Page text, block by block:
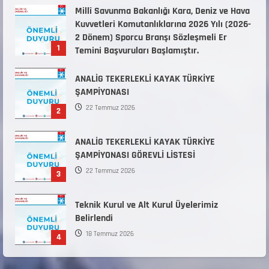
2
ANALİG TEKERLEKLİ KAYAK TÜRKİYE
ŞAMPİYONASI
22 Temmuz 2026
3
ANALİG TEKERLEKLİ KAYAK TÜRKİYE
ŞAMPİYONASI GÖREVLİ LİSTESİ
22 Temmuz 2026
4
Teknik Kurul ve Alt Kurul Üyelerimiz
Belirlendi
18 Temmuz 2026
5
KAYAKLI KOŞU VE BİATHLON 3.KADEME
ANTRENÖRLÜK KURSU DUYURUSU
12 Temmuz 2026
Millî Savunma Bakanlığı Kara, Deniz ve Hava